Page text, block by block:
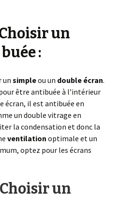
un
:
un simpleou un double écran.
être antibuée à l’intérieur
écran, il est antibuée en
un double vitrage en
la condensation et donc la
ventilation optimale et un
optez pour les écrans
un